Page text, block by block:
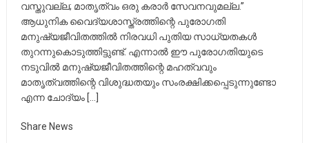
വസ്തുവല്ല; മാതൃത്വം ഒരു കരാർ സേവനവുമല്ല.”
ആധുനിക വൈദ്യശാസ്ത്രത്തിന്റെ പുരോഗതി
മനുഷ്യജീവിതത്തിൽ നിരവധി പുതിയ സാധ്യതകൾ
തുറന്നുകൊടുത്തിട്ടുണ്ട്. എന്നാൽ ഈ പുരോഗതിയുടെ
നടുവിൽ മനുഷ്യജീവിതത്തിന്റെ മഹത്വവും
മാതൃത്വത്തിന്റെ വിശുദ്ധതയും സംരക്ഷിക്കപ്പെടുന്നുണ്ടോ
എന്ന ചോദ്യം […]
Share News